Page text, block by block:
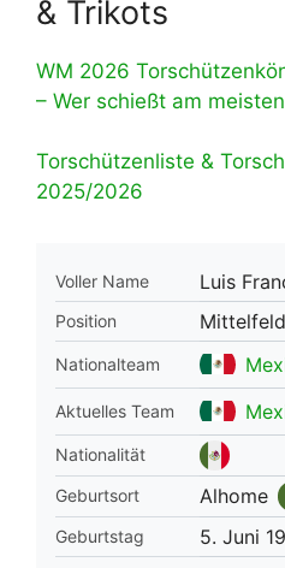
& Trikots
WM 2026
– Wer schießt am
Torschützenliste &
2025/2026
Voller Name Luis
Position
Nationalteam
Aktuelles Team
Nationalität
Geburtsort
Alhome
Geburtstag 5. Juni